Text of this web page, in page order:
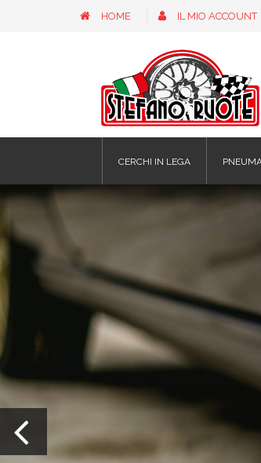
HOME IL MIO ACCOUNT
CERCHI IN LEGA